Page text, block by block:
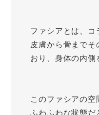
ファシアとは、コ
皮膚から骨までそ
おり、身体の内側
このファシアの空
ふわふわな状態だ